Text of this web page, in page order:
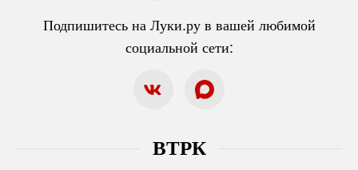
Подпишитесь на Луки.ру в вашей любимой
социальной сети:
ВТРК